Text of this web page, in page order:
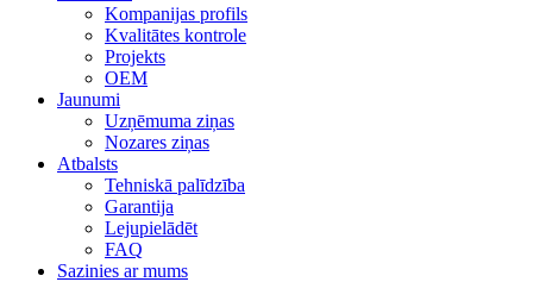
Kompanijas profils
Kvalitātes kontrole
Projekts
OEM
Jaunumi
Uzņēmuma ziņas
Nozares ziņas
Atbalsts
Tehniskā palīdzība
Garantija
Lejupielādēt
FAQ
Sazinies ar mums